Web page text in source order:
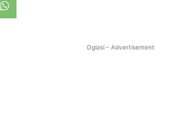
Oglasi - Advertisement